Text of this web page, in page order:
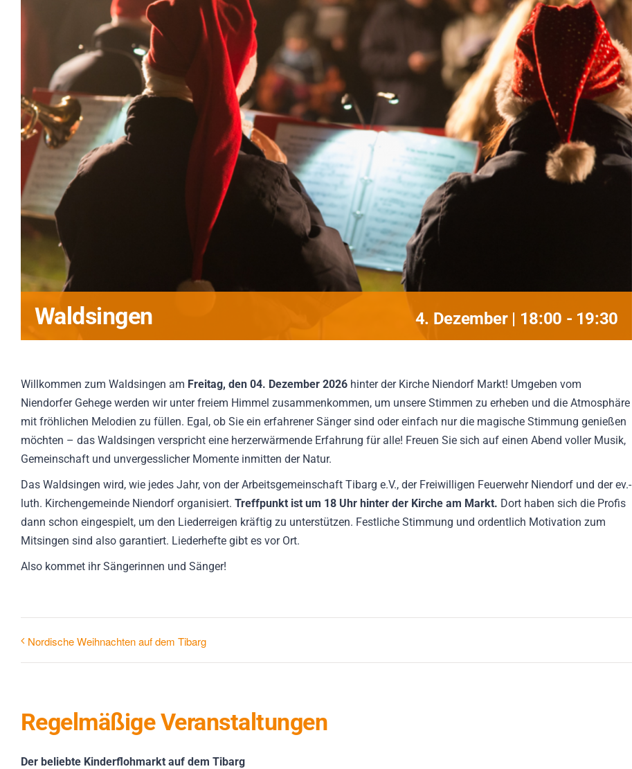
Waldsingen 4. Dezember | 18:00 - 19:30
Willkommen zum Waldsingen am Freitag, den 04. Dezember 2026 hinter der Kirche Niendorf Markt! Umgeben vom
Niendorfer Gehege werden wir unter freiem Himmel zusammenkommen, um unsere Stimmen zu erheben und die Atmosphäre
mit fröhlichen Melodien zu füllen. Egal, ob Sie ein erfahrener Sänger sind oder einfach nur die magische Stimmung genießen
möchten – das Waldsingen verspricht eine herzerwärmende Erfahrung für alle! Freuen Sie sich auf einen Abend voller Musik,
Gemeinschaft und unvergesslicher Momente inmitten der Natur.
Das Waldsingen wird, wie jedes Jahr, von der Arbeitsgemeinschaft Tibarg e.V., der Freiwilligen Feuerwehr Niendorf und der ev.-
luth. Kirchengemeinde Niendorf organisiert. Treffpunkt ist um 18 Uhr hinter der Kirche am Markt. Dort haben sich die Profis
dann schon eingespielt, um den Liederreigen kräftig zu unterstützen. Festliche Stimmung und ordentlich Motivation zum
Mitsingen sind also garantiert. Liederhefte gibt es vor Ort.
Also kommet ihr Sängerinnen und Sänger!
Nordische Weihnachten auf dem Tibarg
Regelmäßige Veranstaltungen
Der beliebte Kinderflohmarkt auf dem Tibarg